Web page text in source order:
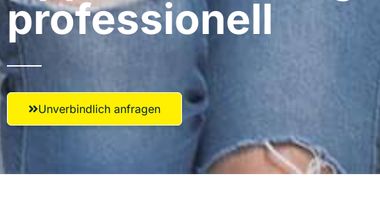
professionell​
Unverbindlich anfragen